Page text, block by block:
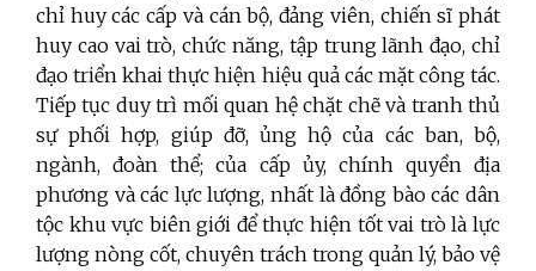
chỉ huy các cấp và cán bộ, đảng viên, chiến sĩ phát
huy cao vai trò, chức năng, tập trung lãnh đạo, chỉ
đạo triển khai thực hiện hiệu quả các mặt công tác.
Tiếp tục duy trì mối quan hệ chặt chẽ và tranh thủ
sự phối hợp, giúp đỡ, ủng hộ của các ban, bộ,
ngành, đoàn thể; của cấp ủy, chính quyền địa
phương và các lực lượng, nhất là đồng bào các dân
tộc khu vực biên giới để thực hiện tốt vai trò là lực
lượng nòng cốt, chuyên trách trong quản lý, bảo vệ